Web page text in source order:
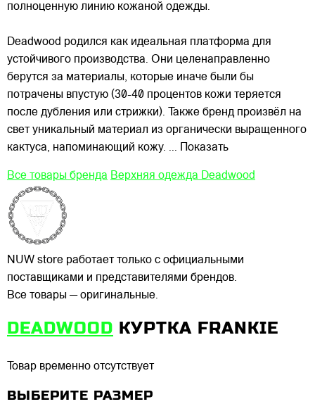
полноценную линию кожаной одежды.
Deadwood родился как идеальная платформа для
устойчивого производства. Они целенаправленно
берутся за материалы, которые иначе были бы
потрачены впустую (30-40 процентов кожи теряется
после дубления или стрижки). Также бренд произвёл на
свет уникальный материал из органически выращенного
кактуса, напоминающий кожу. ... Показать
Все товары бренда Верхняя одежда Deadwood
NUW store работает только с официальными
поставщиками и представителями брендов.
Все товары — оригинальные.
DEADWOOD КУРТКА FRANKIE
Товар временно отсутствует
ВЫБЕРИТЕ РАЗМЕР